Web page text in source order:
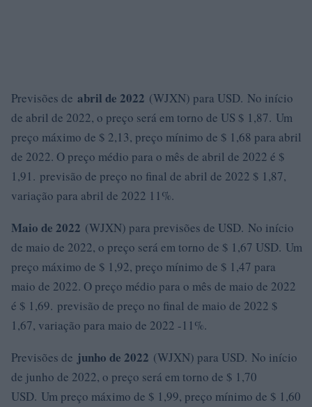
Previsões de abril de 2022 (WJXN) para USD. No início
de abril de 2022, o preço será em torno de US $ 1,87. Um
preço máximo de $ 2,13, preço mínimo de $ 1,68 para abril
de 2022. O preço médio para o mês de abril de 2022 é $
1,91. previsão de preço no final de abril de 2022 $ 1,87,
variação para abril de 2022 11%.
Maio de 2022 (WJXN) para previsões de USD. No início
de maio de 2022, o preço será em torno de $ 1,67 USD. Um
preço máximo de $ 1,92, preço mínimo de $ 1,47 para
maio de 2022. O preço médio para o mês de maio de 2022
é $ 1,69. previsão de preço no final de maio de 2022 $
1,67, variação para maio de 2022 -11%.
Previsões de junho de 2022 (WJXN) para USD. No início
de junho de 2022, o preço será em torno de $ 1,70
USD. Um preço máximo de $ 1,99, preço mínimo de $ 1,60